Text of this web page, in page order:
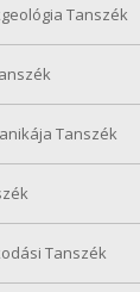
Tanszék
Tanszék
Tanszék